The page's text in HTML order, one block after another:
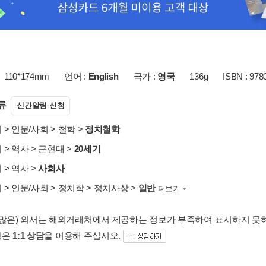
110*174mm 언어 : English 국가 : 영국 136g ISBN :
신간알림 신청
> 인문/사회 > 철학> 정치철학
> 역사> 근현대 > 20세기
> 역사>사회사
> 인문/사회 > 정치학> 정치사상> 일반 더보기
은) 외서는 해외거래처에서 제공하는 정보가 부족하여 표시하지 못
1:1 상담을 이용해 주십시오.